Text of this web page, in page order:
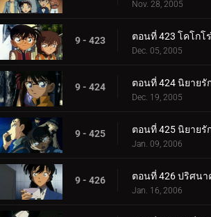
Nov. 28, 2005
9 - 423
Dec. 05, 2005
9 - 424
Dec. 19, 2005
9 - 425
Jan. 09, 2006
9 - 426
Jan. 16, 2006